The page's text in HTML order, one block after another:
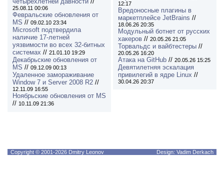
25.08.11 00:06
Февральские обновления от
MS // 09.02.10 23:34
Microsoft подтвердила
наличие 17-летней
уязвимости во всех 32-битных
системах // 21.01.10 19:29
Декабрьские обновления от
MS // 09.12.09 00:13
Удаленное замораживание
Window 7 и Server 2008 R2 //
12.11.09 16:55
Ноябрьские обновления от MS
// 10.11.09 21:36
12:17
Вредоносные плагины в
маркетплейсе JetBrains //
18.06.26 20:35
Модульный ботнет от русских
хакеров // 20.05.26 21:05
Торвальдс и вайбтестеры //
20.05.26 16:20
Атака на GitHub // 20.05.26 15:25
Девятилетняя эскалация
привилегий в ядре Linux //
30.04.26 20:37
Copyright © 2001-2026 Dmitry Leonov Design: Vadim Derkach